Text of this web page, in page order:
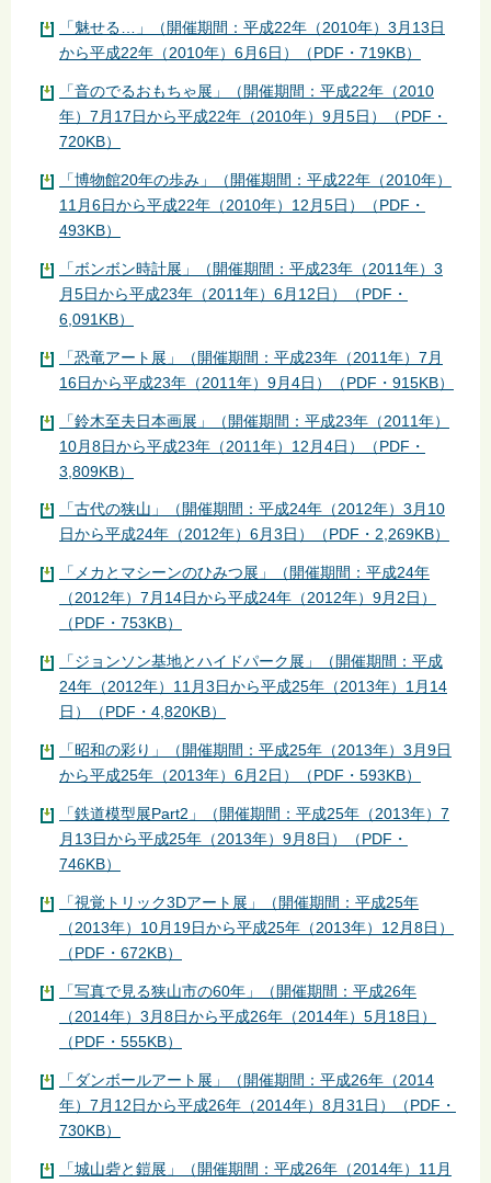
「魅せる…」（開催期間：平成22年（2010年）3月13日
から平成22年（2010年）6月6日）（PDF・719KB）
「音のでるおもちゃ展」（開催期間：平成22年（2010
年）7月17日から平成22年（2010年）9月5日）（PDF・
720KB）
「博物館20年の歩み」（開催期間：平成22年（2010年）
11月6日から平成22年（2010年）12月5日）（PDF・
493KB）
「ボンボン時計展」（開催期間：平成23年（2011年）3
月5日から平成23年（2011年）6月12日）（PDF・
6,091KB）
「恐竜アート展」（開催期間：平成23年（2011年）7月
16日から平成23年（2011年）9月4日）（PDF・915KB）
「鈴木至夫日本画展」（開催期間：平成23年（2011年）
10月8日から平成23年（2011年）12月4日）（PDF・
3,809KB）
「古代の狭山」（開催期間：平成24年（2012年）3月10
日から平成24年（2012年）6月3日）（PDF・2,269KB）
「メカとマシーンのひみつ展」（開催期間：平成24年
（2012年）7月14日から平成24年（2012年）9月2日）
（PDF・753KB）
「ジョンソン基地とハイドパーク展」（開催期間：平成
24年（2012年）11月3日から平成25年（2013年）1月14
日）（PDF・4,820KB）
「昭和の彩り」（開催期間：平成25年（2013年）3月9日
から平成25年（2013年）6月2日）（PDF・593KB）
「鉄道模型展Part2」（開催期間：平成25年（2013年）7
月13日から平成25年（2013年）9月8日）（PDF・
746KB）
「視覚トリック3Dアート展」（開催期間：平成25年
（2013年）10月19日から平成25年（2013年）12月8日）
（PDF・672KB）
「写真で見る狭山市の60年」（開催期間：平成26年
（2014年）3月8日から平成26年（2014年）5月18日）
（PDF・555KB）
「ダンボールアート展」（開催期間：平成26年（2014
年）7月12日から平成26年（2014年）8月31日）（PDF・
730KB）
「城山砦と鎧展」（開催期間：平成26年（2014年）11月